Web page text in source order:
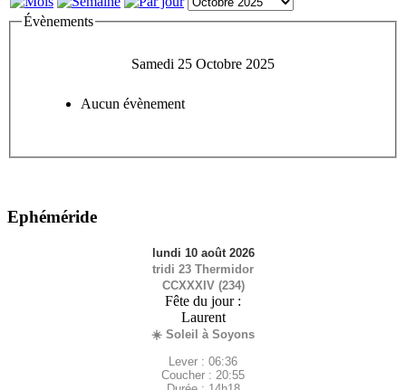
Évènements
Samedi 25 Octobre 2025
Aucun évènement
Ephéméride
lundi 10 août 2026
tridi 23 Thermidor
CCXXXIV (234)
Fête du jour :
Laurent
☀️ Soleil à Soyons
Lever : 06:36
Coucher : 20:55